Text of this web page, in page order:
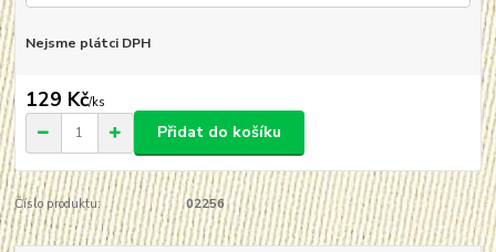
Nejsme plátci DPH
129 Kč/ks
Přidat do košíku
Číslo produktu: 02256